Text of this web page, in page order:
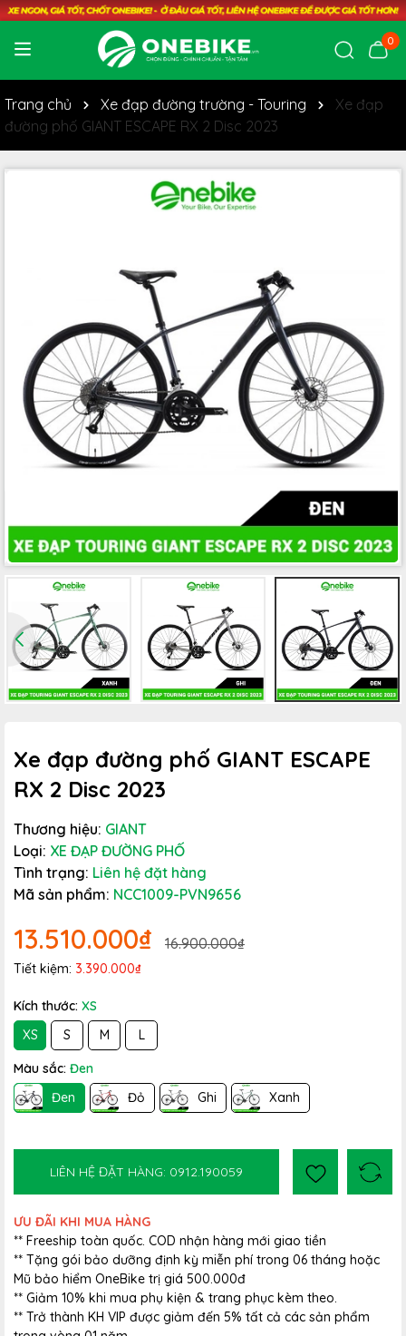
0
Trang chủ Xe đạp đường trường - Touring
Xe đạp
đường phố GIANT ESCAPE RX 2 Disc 2023
Xe đạp đường phố GIANT ESCAPE
RX 2 Disc 2023
Thương hiệu: GIANT
Loại: XE ĐẠP ĐƯỜNG PHỐ
Tình trạng: Liên hệ đặt hàng
Mã sản phẩm: NCC1009-PVN9656
13.510.000₫ 16.900.000₫
Tiết kiệm: 3.390.000₫
Kích thước: XS
XS
S M L
Màu sắc: Đen
Đen
Đỏ Ghi Xanh
LIÊN HỆ ĐẶT HÀNG: 0912.190059
ƯU ĐÃI KHI MUA HÀNG
** Freeship toàn quốc. COD nhận hàng mới giao tiền
** Tặng gói bảo dưỡng định kỳ miễn phí trong 06 tháng hoặc
Mũ bảo hiểm OneBike trị giá 500.000đ
** Giảm 10% khi mua phụ kiện & trang phục kèm theo.
** Trở thành KH VIP được giảm đến 5% tất cả các sản phẩm